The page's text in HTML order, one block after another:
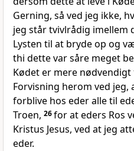
Gerning, så ved jeg ikke,
jeg står tvivlrådig imellem
Lysten til at bryde op og
thi dette var såre meget
Kødet er mere nødvendigt
Forvisning herom ved jeg,
forblive hos eder alle til
Troen, 26for at eders Ros
Kristus Jesus, ved at jeg
eder.